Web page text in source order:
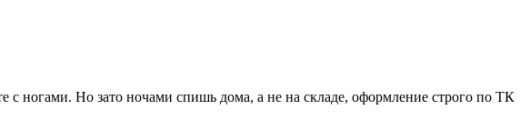
с ногами. Но зато ночами спишь дома, а не на складе, оформление строго по ТК